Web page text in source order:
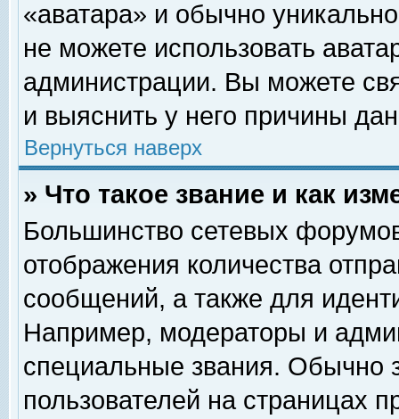
«аватара» и обычно
не можете использовать
администрации. Вы можете
и выяснить у него причины
Вернуться наверх
» Что такое звание и как
Большинство сетевых
отображения количества
сообщений, а также для
Например, модераторы и
специальные звания. Обычно
пользователей на страницах